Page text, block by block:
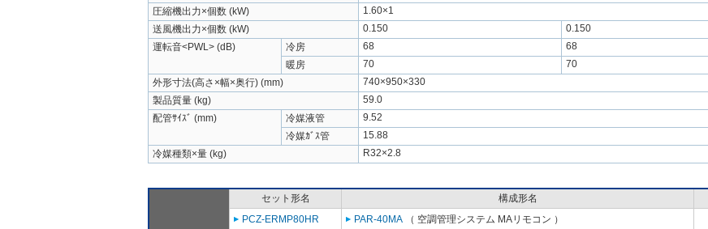
圧縮機出力×個数 (kW)
1.60×1
送風機出力×個数 (kW)
0.150
0.150
運転音<PWL> (dB)
冷房 68
68
暖房
70
70
外形寸法(高さ×幅×奥行) (mm)
740×950×330
製品質量 (kg)
59.0
配管ｻｲｽﾞ (mm)
冷媒液管
9.52
冷媒ｶﾞｽ管
15.88
冷媒種類×量 (kg)
R32×2.8
セット形名 構成形名
PCZ-ERMP80HR
PAR-40MA （ 空調管理システム MAリモコン ）